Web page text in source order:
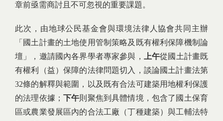
章前亟需商討且不可忽視的重要課題。
此次，由地球公民基金會與環境法律人協會共同主辦
「國土計畫的土地使用管制策略及既有權利保障機制論
壇」，邀請國內各界學者專家參與，
上午從國土計畫既
有權利（益）保障的法律問題切入，談論國土計畫法第
32條的解釋與範圍，以及既有合法可建築用地權利保護
的法理依據； 下午則聚焦到具體情境，包含了國土保育
區或農業發展區內的合法工廠（丁種建築）與工輔法特